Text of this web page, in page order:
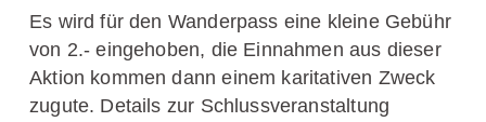
Es wird für den Wanderpass eine kleine Gebühr
von 2.- eingehoben, die Einnahmen aus dieser
Aktion kommen dann einem karitativen Zweck
zugute. Details zur Schlussveranstaltung